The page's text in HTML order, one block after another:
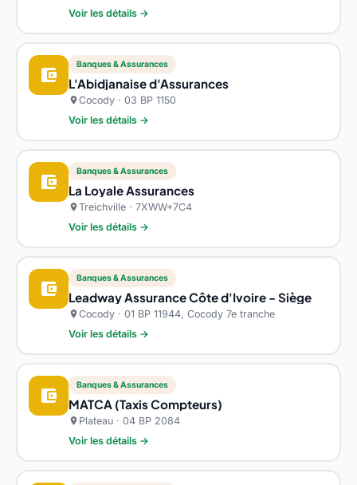
Voir les détails →
account_balance_wallet
Banques & Assurances
L'Abidjanaise d'Assurances
location_onCocody · 03 BP 1150
Voir les détails →
account_balance_wallet
Banques & Assurances
La Loyale Assurances
location_onTreichville · 7XWW+7C4
Voir les détails →
account_balance_wallet
Banques & Assurances
Leadway Assurance Côte d'Ivoire - Siège
location_onCocody · 01 BP 11944, Cocody 7e tranche
Voir les détails →
account_balance_wallet
Banques & Assurances
MATCA (Taxis Compteurs)
location_on Plateau · 04 BP 2084
Voir les détails →